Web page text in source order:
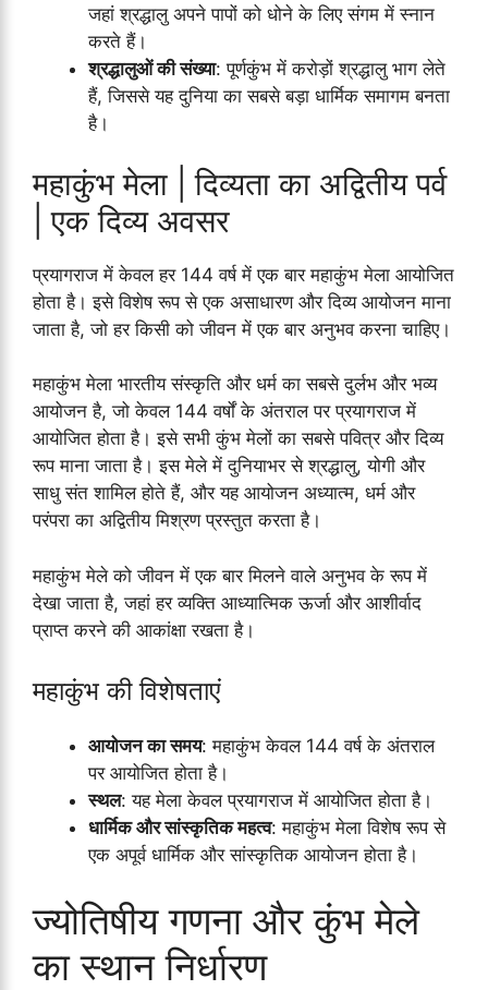
जहां श्रद्धालु अपने पापों को धोने के लिए संगम में स्नान
करते हैं।
श्रद्धालुओं की संख्या: पूर्णकुंभ में करोड़ों श्रद्धालु भाग लेते
हैं, जिससे यह दुनिया का सबसे बड़ा धार्मिक समागम बनता
है।
महाकुंभ मेला | दिव्यता का अद्वितीय पर्व
| एक दिव्य अवसर
प्रयागराज में केवल हर 144 वर्ष में एक बार महाकुंभ मेला आयोजित
होता है। इसे विशेष रूप से एक असाधारण और दिव्य आयोजन माना
जाता है, जो हर किसी को जीवन में एक बार अनुभव करना चाहिए।
महाकुंभ मेला भारतीय संस्कृति और धर्म का सबसे दुर्लभ और भव्य
आयोजन है, जो केवल 144 वर्षों के अंतराल पर प्रयागराज में
आयोजित होता है। इसे सभी कुंभ मेलों का सबसे पवित्र और दिव्य
रूप माना जाता है। इस मेले में दुनियाभर से श्रद्धालु, योगी और
साधु संत शामिल होते हैं, और यह आयोजन अध्यात्म, धर्म और
परंपरा का अद्वितीय मिश्रण प्रस्तुत करता है।
महाकुंभ मेले को जीवन में एक बार मिलने वाले अनुभव के रूप में
देखा जाता है, जहां हर व्यक्ति आध्यात्मिक ऊर्जा और आशीर्वाद
प्राप्त करने की आकांक्षा रखता है।
महाकुंभ की विशेषताएं
आयोजन का समय: महाकुंभ केवल 144 वर्ष के अंतराल
पर आयोजित होता है।
स्थल: यह मेला केवल प्रयागराज में आयोजित होता है।
धार्मिक और सांस्कृतिक महत्व: महाकुंभ मेला विशेष रूप से
एक अपूर्व धार्मिक और सांस्कृतिक आयोजन होता है।
ज्योतिषीय गणना और कुंभ मेले
का स्थान निर्धारण